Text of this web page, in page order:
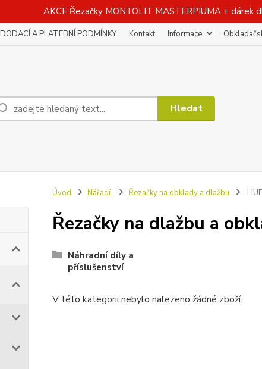
AKCE Řezačky MONTOLIT MASTERPIUMA + dárek
DODACÍ A PLATEBNÍ PODMÍNKY Kontakt Informace
Hledat
Úvod Nářadí Řezačky na obklady a dlažbu
Řezačky na dlažbu a
Náhradní díly a
příslušenství
V této kategorii nebylo nalezeno žádné zboží.